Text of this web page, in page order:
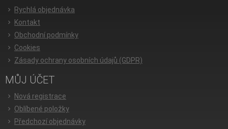
Rychlá objednávka
Kontakt
Obchodní podmínky
Cookies
Zásady ochrany osobních údajů (GDPR)
MŮJ ÚČET
Nová registrace
Oblíbené položky
Předchozí objednávky